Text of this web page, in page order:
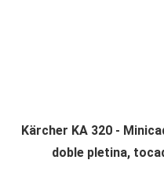
Kärcher KA 320 -
doble pletina,